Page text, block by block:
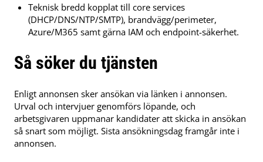
Teknisk bredd kopplat till core services
(DHCP/DNS/NTP/SMTP), brandvägg/perimeter,
Azure/M365 samt gärna IAM och endpoint-säkerhet.
Så söker du tjänsten
Enligt annonsen sker ansökan via länken i annonsen.
Urval och intervjuer genomförs löpande, och
arbetsgivaren uppmanar kandidater att skicka in ansökan
så snart som möjligt. Sista ansökningsdag framgår inte i
annonsen.